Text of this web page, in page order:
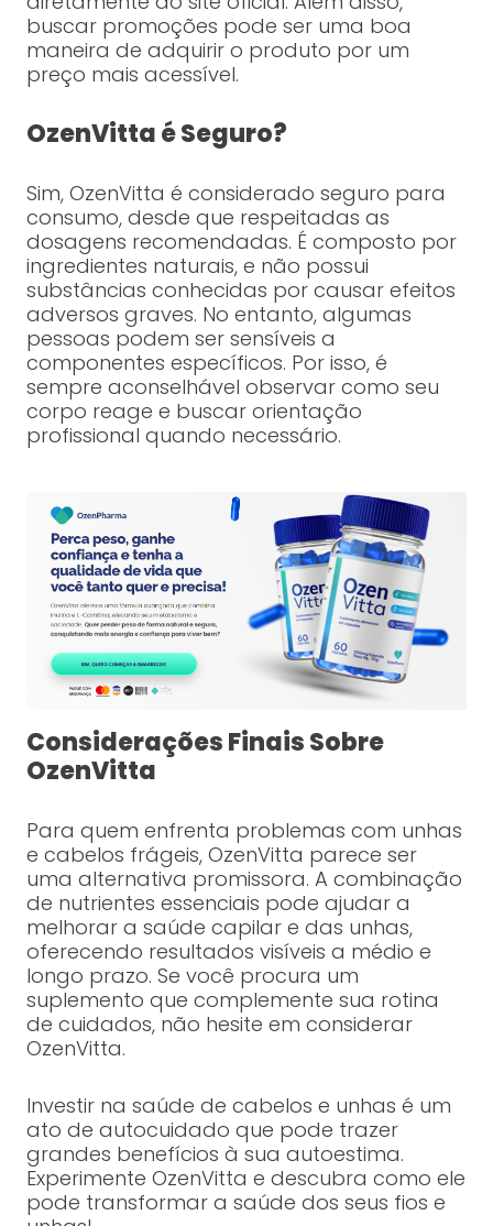
buscar promoções pode ser uma boa
maneira de adquirir o produto por um
preço mais acessível.
OzenVitta é Seguro?
Sim, OzenVitta é considerado seguro para
consumo, desde que respeitadas as
dosagens recomendadas. É composto por
ingredientes naturais, e não possui
substâncias conhecidas por causar efeitos
adversos graves. No entanto, algumas
pessoas podem ser sensíveis a
componentes específicos. Por isso, é
sempre aconselhável observar como seu
corpo reage e buscar orientação
profissional quando necessário.
Considerações Finais Sobre
OzenVitta
Para quem enfrenta problemas com unhas
e cabelos frágeis, OzenVitta parece ser
uma alternativa promissora. A combinação
de nutrientes essenciais pode ajudar a
melhorar a saúde capilar e das unhas,
oferecendo resultados visíveis a médio e
longo prazo. Se você procura um
suplemento que complemente sua rotina
de cuidados, não hesite em considerar
OzenVitta.
Investir na saúde de cabelos e unhas é um
ato de autocuidado que pode trazer
grandes benefícios à sua autoestima.
Experimente OzenVitta e descubra como ele
pode transformar a saúde dos seus fios e